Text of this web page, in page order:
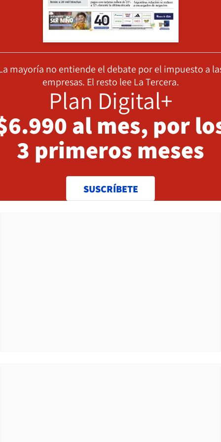
mayoría no entiende el debate por el impuesto a
empresas. El resto lee La Tercera.
Plan Digital+
al mes, por
3 primeros meses
SUSCRÍBETE